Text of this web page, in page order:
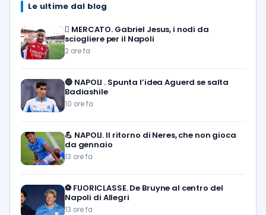
Le ultime dal blog
🪎 MERCATO. Gabriel Jesus, i nodi da
sciogliere per il Napoli
2 ore fa
🔵 NAPOLI . Spunta l’idea Aguerd se salta
Badiashile
10 ore fa
💪 NAPOLI. Il ritorno di Neres, che non gioca
da gennaio
13 ore fa
⚽️ FUORICLASSE. De Bruyne al centro del
Napoli di Allegri
13 ore fa